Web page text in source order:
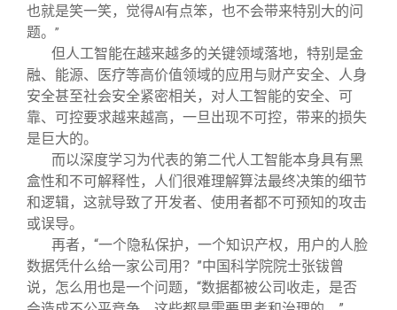
也就是笑一笑，觉得AI 有点笨，也不会带来特别大的问
题。 ”
但人工智能在越来越多的关键领域落地，特别是金
融、能源、医疗等高价值领域的应用与财产安全、人身
安全甚至社会安全紧密相关，对人工智能的安全、可
靠、可控要求越来越高，一旦出现不可控，带来的损失
是巨大的。
而以深度学习为代表的第二代人工智能本身具有黑
盒性和不可解释性，人们很难理解算法最终决策的细节
和逻辑，这就导致了开发者、使用者都不可预知的攻击
或误导。
再者，“一个隐私保护，一个知识产权，用户的人脸
数据凭什么给一家公司用？”中国科学院院士张钹曾
说，怎么用也是一个问题，“数据都被公司收走，是否